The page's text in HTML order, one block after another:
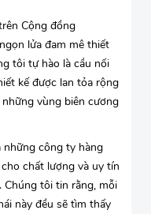
Cộng đồng
lửa đam mê thiết
tôi tự hào là cầu nối
kế được lan tỏa rộng
vùng biên cương
những công ty hàng
chất lượng và uy tín
Chúng tôi tin rằng, mỗi
này đều sẽ tìm thấy